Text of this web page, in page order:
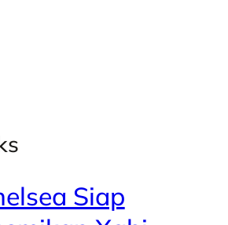
Siap